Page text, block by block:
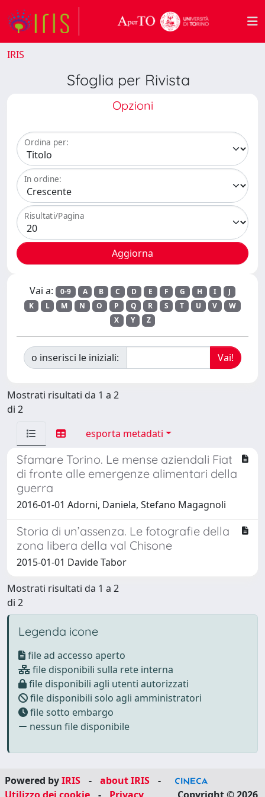
IRIS
Sfoglia per Rivista
Opzioni
Ordina per:
In ordine:
Risultati/Pagina
Vai a: 0-9 A B C D E F G H I
J
K
L M N O P Q R S T U V
W
X
Y Z
o inserisci le iniziali:
Mostrati risultati da 1 a 2
di 2
esporta metadati
Sfamare Torino. Le mense aziendali Fiat
di fronte alle emergenze alimentari della
guerra
2016-01-01 Adorni, Daniela, Stefano Magagnoli
Storia di un’assenza. Le fotografie della
zona libera della val Chisone
2015-01-01 Davide Tabor
Mostrati risultati da 1 a 2
di 2
Legenda icone
file ad accesso aperto
file disponibili sulla rete interna
file disponibili agli utenti autorizzati
file disponibili solo agli amministratori
file sotto embargo
nessun file disponibile
Powered byIRIS - about IRIS
-